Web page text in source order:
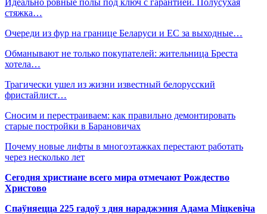
стяжка…
Очереди из фур на границе Беларуси и ЕС за выходные…
Обманывают не только покупателей: жительница Бреста
хотела…
Трагически ушел из жизни известный белорусский
фристайлист…
Сносим и перестраиваем: как правильно демонтировать
старые постройки в Барановичах
Почему новые лифты в многоэтажках перестают работать
через несколько лет
Сегодня христиане всего мира отмечают Рождество
Христово
Спаўняецца 225 гадоў з дня нараджэння Адама Міцкевіча